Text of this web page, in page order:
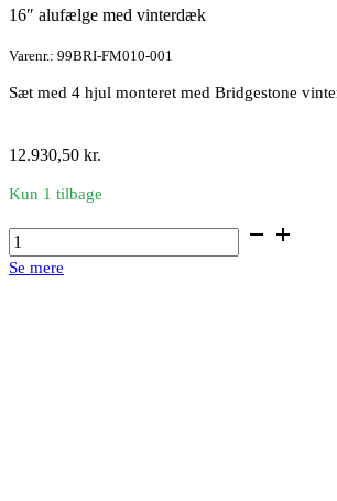
16″ alufælge med vinterdæk
Varenr.: 99BRI-FM010-001
Sæt med 4 hjul monteret med Bridgestone
12.930,50 kr.
Kun 1 tilbage
16"
alufælge
med
Se mere